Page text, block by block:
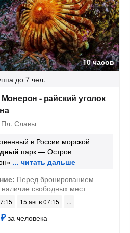
10 часов
до 7 чел.
- райский уголок
Пл. Славы
в России морской
парк — Остров
Перед бронированием
наличие свободных мест
15 авг в 07:15
за человека